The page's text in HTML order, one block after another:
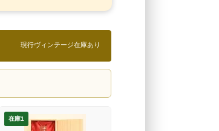
現行ヴィンテージ在庫あり
在庫1